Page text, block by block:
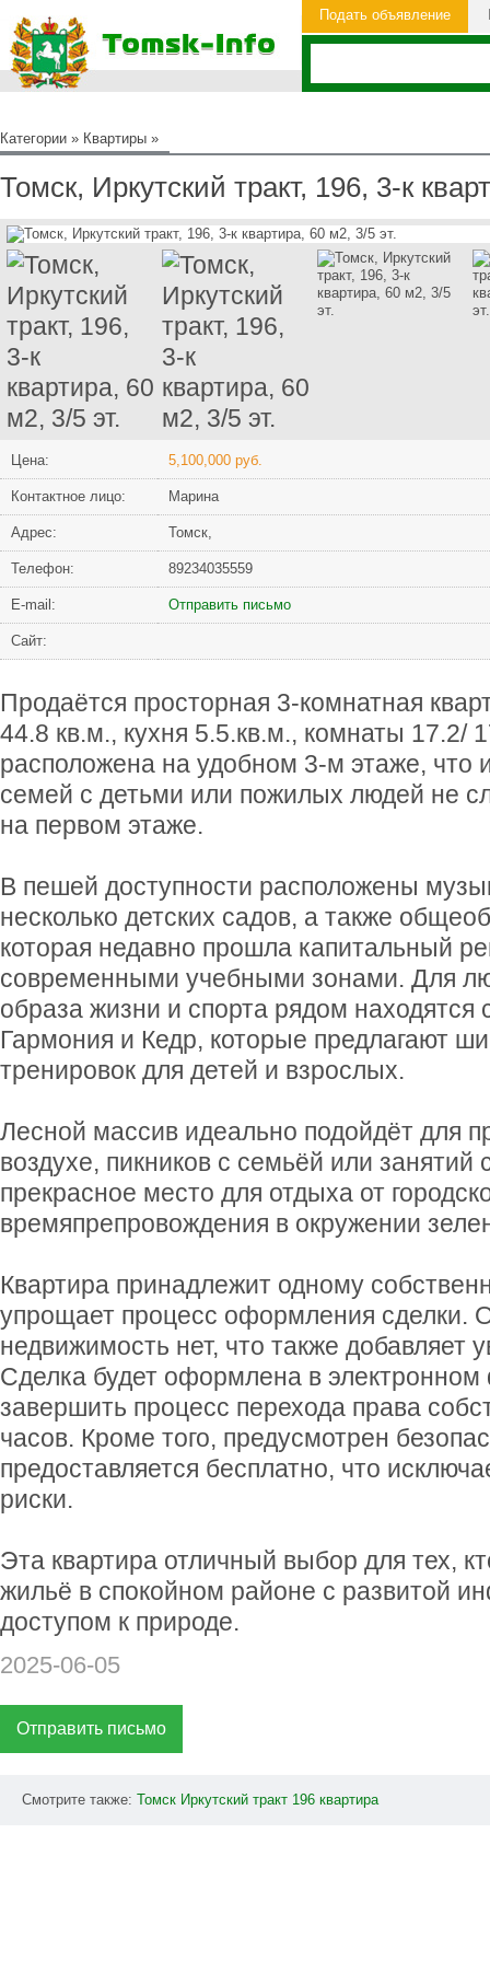
Подать объявление
Категории » Квартиры »
Томск, Иркутский тракт, 196, 3-к
Цена: 5,100,000 руб.
Контактное лицо: Марина
Адрес: Томск,
Телефон: 89234035559
Е-mail: Отправить письмо
Сайт:
Продаётся просторная 3-комнатная
44.8 кв.м., кухня 5.5.кв.м., комнаты 17.2/
расположена на удобном 3-м этаже, что
семей с детьми или пожилых людей не
на первом этаже.
В пешей доступности расположены
несколько детских садов, а также
которая недавно прошла капитальный
современными учебными зонами. Для
образа жизни и спорта рядом находятся
Гармония и Кедр, которые предлагают
тренировок для детей и взрослых.
Лесной массив идеально подойдёт для
воздухе, пикников с семьёй или
прекрасное место для отдыха от
времяпрепровождения в окружении
Квартира принадлежит одному
упрощает процесс оформления сделки.
недвижимость нет, что также добавляет
Сделка будет оформлена в электронном
завершить процесс перехода права
часов. Кроме того, предусмотрен
предоставляется бесплатно, что
риски.
Эта квартира отличный выбор для тех,
жильё в спокойном районе с развитой
доступом к природе.
2025-06-05
Отправить письмо
Смотрите также: Томск Иркутский тракт 196 квартира